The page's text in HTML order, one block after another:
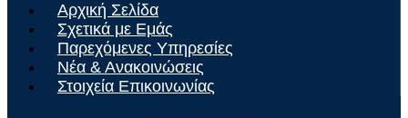
Αρχική Σελίδα
Σχετικά με Εμάς
Παρεχόμενες Υπηρεσίες
Νέα & Ανακοινώσεις
Στοιχεία Επικοινωνίας